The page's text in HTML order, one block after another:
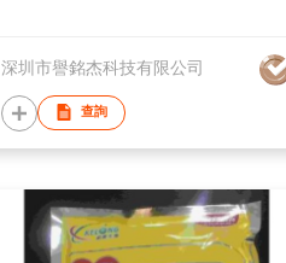
深圳市譽銘杰科技有限公司
查詢